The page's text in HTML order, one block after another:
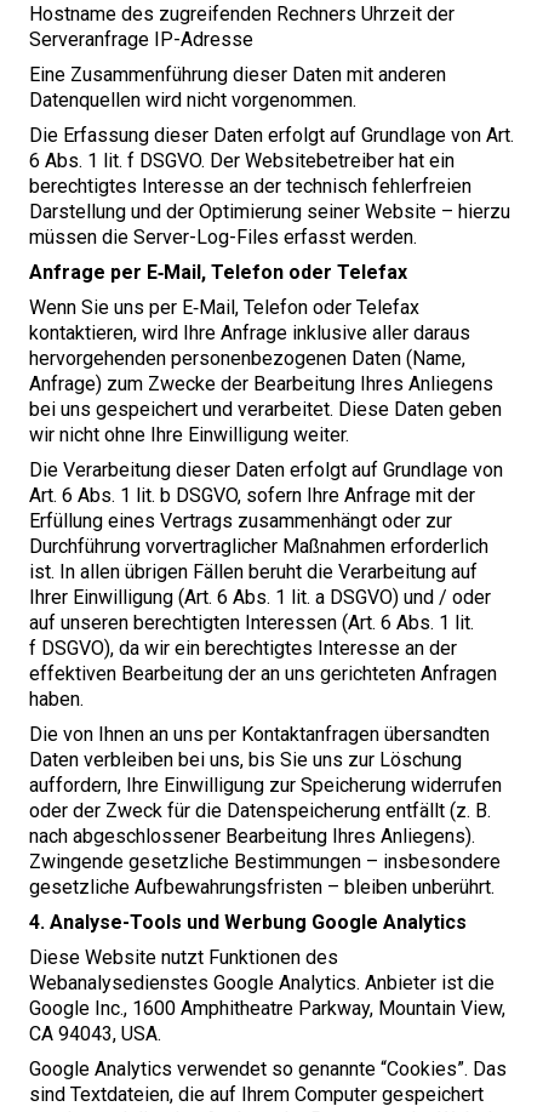
Hostname des zugreifenden Rechners Uhrzeit der
Serveranfrage IP-Adresse
Eine Zusammenführung dieser Daten mit anderen
Datenquellen wird nicht vorgenommen.
Die Erfassung dieser Daten erfolgt auf Grundlage von Art.
6 Abs. 1 lit. f DSGVO. Der Websitebetreiber hat ein
berechtigtes Interesse an der technisch fehlerfreien
Darstellung und der Optimierung seiner Website – hierzu
müssen die Server-Log-Files erfasst werden.
Anfrage per E‑Mail, Telefon oder Telefax
Wenn Sie uns per E‑Mail, Telefon oder Telefax
kontaktieren, wird Ihre Anfrage inklusive aller daraus
hervorgehenden personenbezogenen Daten (Name,
Anfrage) zum Zwecke der Bearbeitung Ihres Anliegens
bei uns gespeichert und verarbeitet. Diese Daten geben
wir nicht ohne Ihre Einwilligung weiter.
Die Verarbeitung dieser Daten erfolgt auf Grundlage von
Art. 6 Abs. 1 lit. b DSGVO, sofern Ihre Anfrage mit der
Erfüllung eines Vertrags zusammenhängt oder zur
Durchführung vorvertraglicher Maßnahmen erforderlich
ist. In allen übrigen Fällen beruht die Verarbeitung auf
Ihrer Einwilligung (Art. 6 Abs. 1 lit. a DSGVO) und / oder
auf unseren berechtigten Interessen (Art. 6 Abs. 1 lit.
f DSGVO), da wir ein berechtigtes Interesse an der
effektiven Bearbeitung der an uns gerichteten Anfragen
haben.
Die von Ihnen an uns per Kontaktanfragen übersandten
Daten verbleiben bei uns, bis Sie uns zur Löschung
auffordern, Ihre Einwilligung zur Speicherung widerrufen
oder der Zweck für die Datenspeicherung entfällt (z. B.
nach abgeschlossener Bearbeitung Ihres Anliegens).
Zwingende gesetzliche Bestimmungen – insbesondere
gesetzliche Aufbewahrungsfristen – bleiben unberührt.
4. Analyse-Tools und Werbung Google Analytics
Diese Website nutzt Funktionen des
Webanalysedienstes Google Analytics. Anbieter ist die
Google Inc., 1600 Amphitheatre Parkway, Mountain View,
CA 94043, USA.
Google Analytics verwendet so genannte ​ “Cookies”. Das
sind Textdateien, die auf Ihrem Computer gespeichert